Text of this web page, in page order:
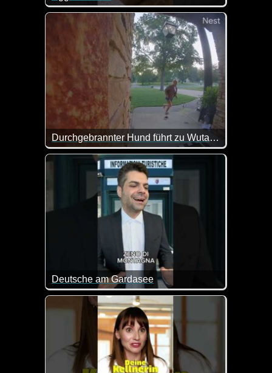
Vor diesen Katzen muss man wirklich Respekt
Durchgebrannter Hund führt zu Wutanfall
Na da war Jemand wohl etwas zu schwach für den
Deutsche am Gardasee
Ich sage nur Expresso und Latte Matschato :-)